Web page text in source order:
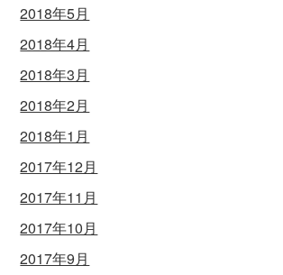
2018年5月
2018年4月
2018年3月
2018年2月
2018年1月
2017年12月
2017年11月
2017年10月
2017年9月